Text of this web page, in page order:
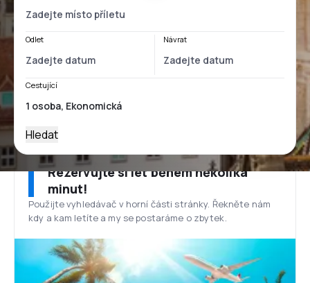
Odlet Návrat
Cestující
Hledat
Rezervujte si let během několika
minut!
Použijte vyhledávač v horní části stránky. Řekněte nám
kdy a kam letíte a my se postaráme o zbytek.